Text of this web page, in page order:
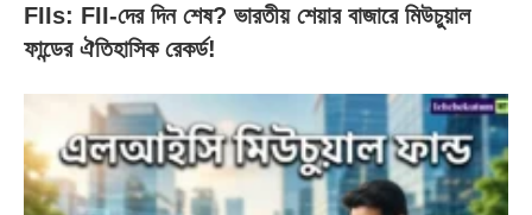
FIIs: FII-দের দিন শেষ? ভারতীয় শেয়ার বাজারে মিউচুয়াল
ফান্ডের ঐতিহাসিক রেকর্ড!